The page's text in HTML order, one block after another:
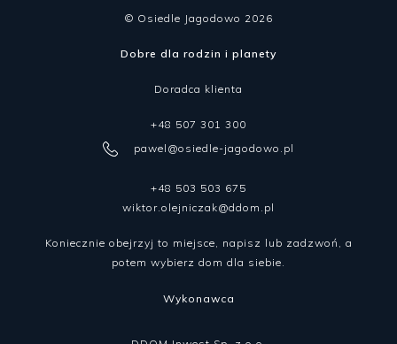
© Osiedle Jagodowo 2026
Dobre dla rodzin i planety
Doradca klienta
+48 507 301 300
pawel@osiedle-jagodowo.pl
+48 503 503 675
wiktor.olejniczak@ddom.pl
Koniecznie obejrzyj to miejsce, napisz lub zadzwoń, a
potem wybierz dom dla siebie.
Wykonawca